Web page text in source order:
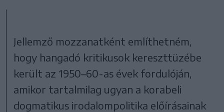
Jellemző mozzanatként említhetném,
hogy hangadó kritikusok kereszttüzébe
került az 1950–60-as évek fordulóján,
amikor tartalmilag ugyan a korabeli
dogmatikus irodalompolitika előírásainak